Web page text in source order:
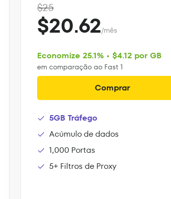
$25
$20.62/mês
Economize 25.1% • $4.12 por GB
em comparação ao Fast 1
Comprar
5GB Tráfego
Acúmulo de dados
1,000 Portas
5+ Filtros de Proxy